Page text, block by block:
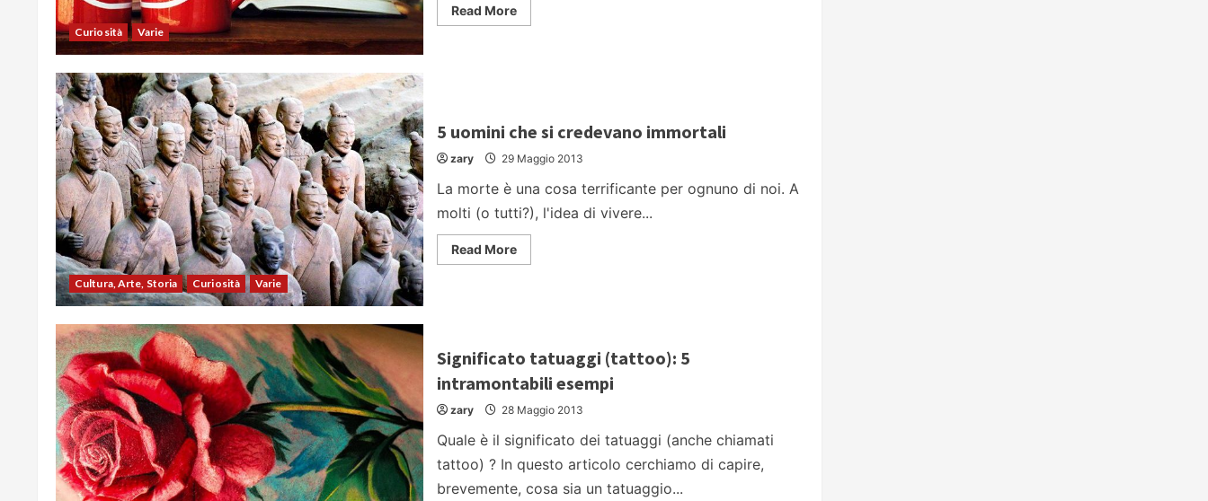
Curiosità Varie
Read MoreRead
more
conoscono
Cultura, Arte, Storia Curiosità Varie
5 uomini che si credevano immortali
zary 29 Maggio 2013
La morte è una cosa terrificante per ognuno di noi. A
molti (o tutti?), l'idea di vivere...
Read MoreRead
more
Significato tatuaggi (tattoo): 5
intramontabili esempi
zary 28 Maggio 2013
Quale è il significato dei tatuaggi (anche chiamati
tattoo) ? In questo articolo cerchiamo di capire,
brevemente, cosa sia un tatuaggio...